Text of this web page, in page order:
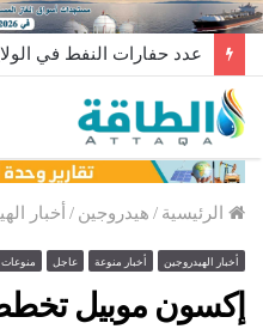
عدد حفارات النفط في الولايات
الرئيسية / هيدروجين / أخبار
أخبار الهيدروجين أخبار منوعة عاجل منوعات
إكسون موبيل تخطط